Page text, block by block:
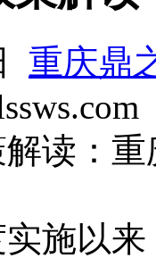
重庆鼎
读：
施以